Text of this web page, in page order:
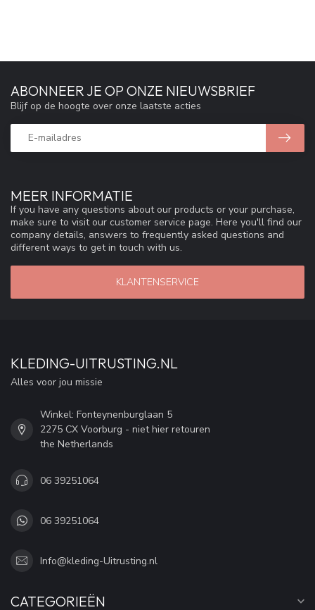
MEER INFORMATIE
If you have any questions about our products or your purchase,
make sure to visit our customer service page. Here you'll find our
company details, answers to frequently asked questions and
different ways to get in touch with us.
KLANTENSERVICE
ABONNEER JE OP ONZE NIEUWSBRIEF
Blijf op de hoogte over onze laatste acties
KLEDING-UITRUSTING.NL
Alles voor jou missie
Winkel: Fonteynenburglaan 5
2275 CX Voorburg - niet hier retouren
the Netherlands
06 39251064
06 39251064
Info@kleding-Uitrusting.nl
CATEGORIEËN